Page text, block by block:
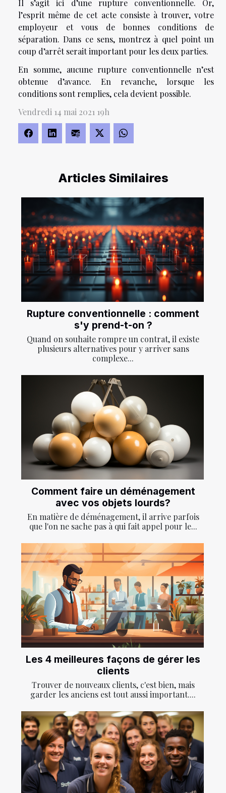
Articles Similaires
Rupture conventionnelle : comment
s'y prend-t-on ?
Quand on souhaite rompre un contrat, il existe
plusieurs alternatives pour y arriver sans
complexe...
Comment faire un déménagement
avec vos objets lourds?
En matière de déménagement, il arrive parfois
que l'on ne sache pas à qui fait appel pour le...
Les 4 meilleures façons de gérer les
clients
Trouver de nouveaux clients, c'est bien, mais
garder les anciens est tout aussi important....
Il s’agit ici d’une rupture conventionnelle. Or,
l’esprit même de cet acte consiste à trouver, votre
employeur et vous de bonnes conditions de
séparation. Dans ce sens, montrez à quel point un
coup d’arrêt serait important pour les deux parties.
En somme, aucune rupture conventionnelle n’est
obtenue d’avance. En revanche, lorsque les
conditions sont remplies, cela devient possible.
Vendredi 14 mai 2021 19h